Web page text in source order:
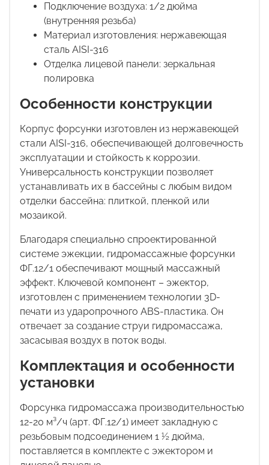
Подключение воздуха: 1/2 дюйма
(внутренняя резьба)
Материал изготовления: нержавеющая
сталь AISI-316
Отделка лицевой панели: зеркальная
полировка
Особенности конструкции
Корпус форсунки изготовлен из нержавеющей
стали AISI-316, обеспечивающей долговечность
эксплуатации и стойкость к коррозии.
Универсальность конструкции позволяет
устанавливать их в бассейны с любым видом
отделки бассейна: плиткой, пленкой или
мозаикой.
Благодаря специально спроектированной
системе эжекции, гидромассажные форсунки
ФГ.12/1 обеспечивают мощный массажный
эффект. Ключевой компонент – эжектор,
изготовлен с применением технологии 3D-
печати из ударопрочного ABS-пластика. Он
отвечает за создание струи гидромассажа,
засасывая воздух в поток воды.
Комплектация и особенности
установки
Форсунка гидромассажа производительностью
12-20 м³/ч (арт. ФГ.12/1) имеет закладную с
резьбовым подсоединением 1 ½ дюйма,
поставляется в комплекте с эжектором и